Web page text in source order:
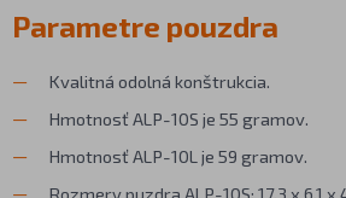
Parametre pouzdra
Kvalitná odolná konštrukcia.
Hmotnosť ALP-10S je 55 gramov.
Hmotnosť ALP-10L je 59 gramov.
Rozmery puzdra ALP-10S: 17,3 x 6,1 x